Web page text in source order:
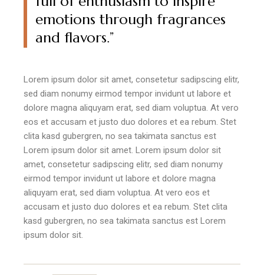
emotions through fragrances
and flavors.”
Lorem ipsum dolor sit amet, consetetur sadipscing elitr,
sed diam nonumy eirmod tempor invidunt ut labore et
dolore magna aliquyam erat, sed diam voluptua. At vero
eos et accusam et justo duo dolores et ea rebum. Stet
clita kasd gubergren, no sea takimata sanctus est
Lorem ipsum dolor sit amet. Lorem ipsum dolor sit
amet, consetetur sadipscing elitr, sed diam nonumy
eirmod tempor invidunt ut labore et dolore magna
aliquyam erat, sed diam voluptua. At vero eos et
accusam et justo duo dolores et ea rebum. Stet clita
kasd gubergren, no sea takimata sanctus est Lorem
ipsum dolor sit.